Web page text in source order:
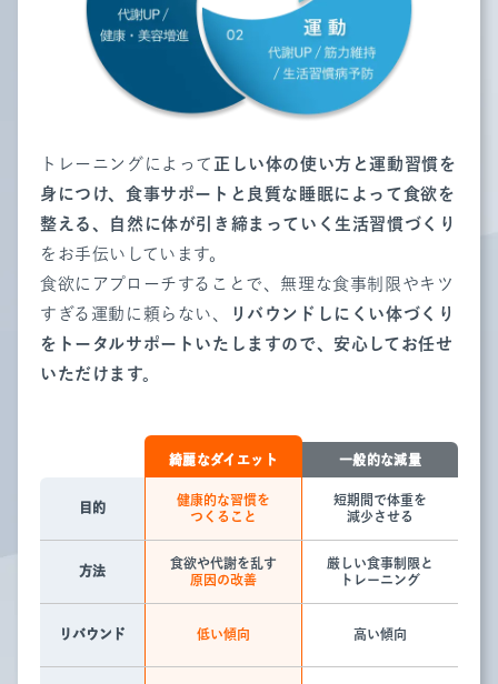
トレーニングによって 正しい体の使い方と運動習慣を
身につけ、食事サポートと良質な睡眠によって食欲を
整える、自然に体が引き締まっていく生活習慣づくり
をお手伝いしています。
食欲にアプローチすることで、無理な食事制限やキツ
すぎる運動に頼らない、
リバウンドしにくい体づくり
をトータルサポートいたしますので、安心してお任せ
いただけます。
綺麗なダイエット 一般的な減量
目的
健康的な習慣を
つくること
短期間で体重を
減少させる
方法
食欲や代謝を乱す
原因の改善
厳しい食事制限と
トレーニング
リバウンド 低い傾向 高い傾向